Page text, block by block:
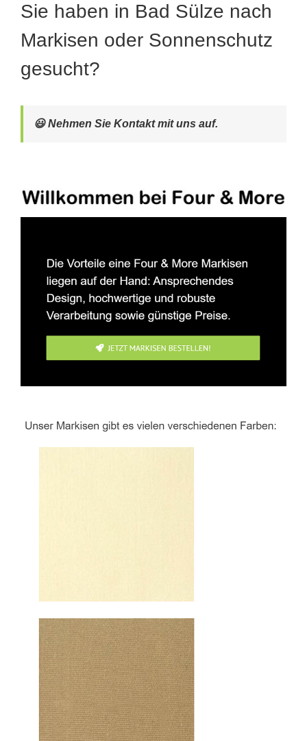
Sie haben in Bad Sülze nach
Markisen oder Sonnenschutz
gesucht?
😃 Nehmen Sie Kontakt mit uns auf.